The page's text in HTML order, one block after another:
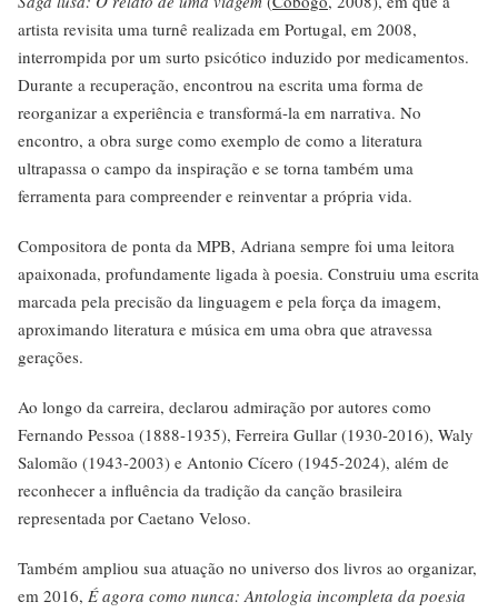
artista revisita uma turnê realizada em Portugal, em 2008,
interrompida por um surto psicótico induzido por medicamentos.
Durante a recuperação, encontrou na escrita uma forma de
reorganizar a experiência e transformá-la em narrativa. No
encontro, a obra surge como exemplo de como a literatura
ultrapassa o campo da inspiração e se torna também uma
ferramenta para compreender e reinventar a própria vida.
Compositora de ponta da MPB, Adriana sempre foi uma leitora
apaixonada, profundamente ligada à poesia. Construiu uma escrita
marcada pela precisão da linguagem e pela força da imagem,
aproximando literatura e música em uma obra que atravessa
gerações.
Ao longo da carreira, declarou admiração por autores como
Fernando Pessoa (1888-1935), Ferreira Gullar (1930-2016), Waly
Salomão (1943-2003) e Antonio Cícero (1945-2024), além de
reconhecer a influência da tradição da canção brasileira
representada por Caetano Veloso.
Também ampliou sua atuação no universo dos livros ao organizar,
em 2016, É agora como nunca: Antologia incompleta da poesia